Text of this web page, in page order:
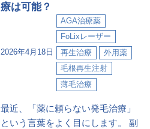
2026年4月18日
AGA治療薬
FoLixレーザー
再生治療
外用薬
毛根再生注射
薄毛治療
療は可能？
最近、「薬に頼らない発毛治療」
という言葉をよく目にします。 副